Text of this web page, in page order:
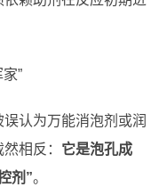
”
认为万能消泡剂或润
相反： 它是泡孔成
剂”。